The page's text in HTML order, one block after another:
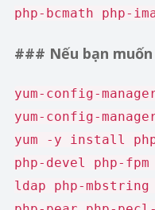
php-bcmath php-
### Nếu bạn
yum-config-
yum-config-
yum -y install php
php-devel php-
ldap php-mbstring